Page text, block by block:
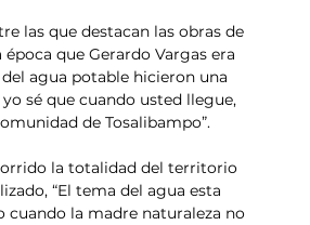
las que destacan las obras de
que Gerardo Vargas era
agua potable hicieron una
sé que cuando usted llegue,
de Tosalibampo”.
la totalidad del territorio
“El tema del agua esta
la madre naturaleza no